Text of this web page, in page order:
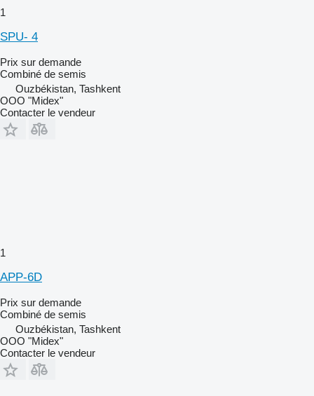
1
SPU- 4
Prix sur demande
Combiné de semis
Ouzbékistan, Tashkent
OOO "Midex"
Contacter le vendeur
1
APP-6D
Prix sur demande
Combiné de semis
Ouzbékistan, Tashkent
OOO "Midex"
Contacter le vendeur